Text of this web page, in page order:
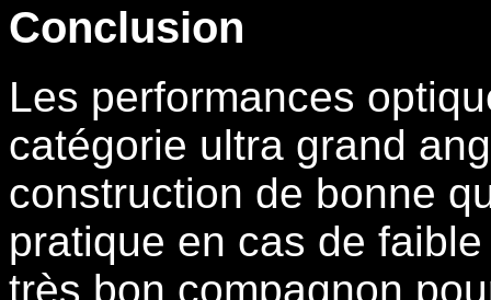
Conclusion
Les performances
catégorie ultra grand
construction de bonne
pratique en cas de
très bon compagnon